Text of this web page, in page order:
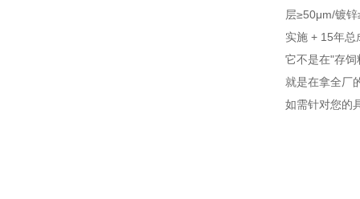
层≥50μm/镀
实施 + 15年
它不是在"存
就是在拿全厂
如需针对您的